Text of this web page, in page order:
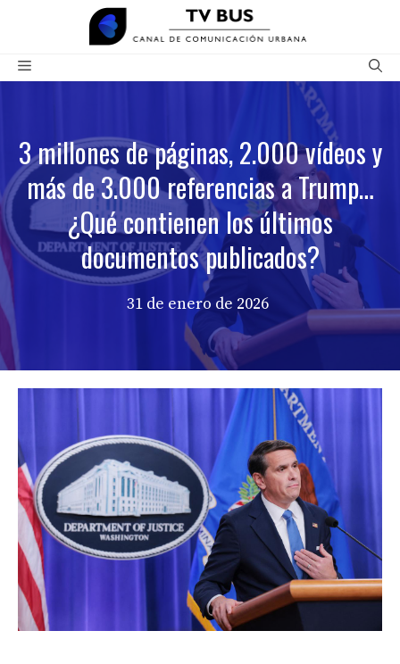
contenido
Menú
3 millones de páginas, 2.000 vídeos y
más de 3.000 referencias a Trump…
¿Qué contienen los últimos
documentos publicados?
31 de enero de 2026